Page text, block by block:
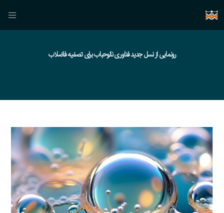
رونمایی از نسل جدید فناوری نانوحباب برای تصفیه فاضلاب